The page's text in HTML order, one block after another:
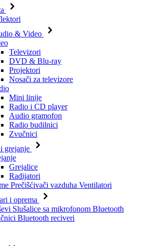
& Video
Televizori
DVD & Blu-ray
Projektori
Nosači za televizore
Mini linije
Radio i CD player
Audio gramofon
Radio budilnici
Zvučnici
grejanje
Grejalice
Radijatori
Prečišćivači vazduha Ventilatori
i oprema
Slušalice sa mikrofonom Bluetooth
Bluetooth reciveri